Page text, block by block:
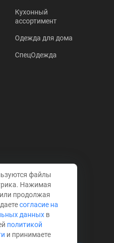
Кухонный
ассортимент
Одежда для дома
СпецОдежда
файлы
Нажимая
продолжая
согласие на
данных в
политикой
и принимаете